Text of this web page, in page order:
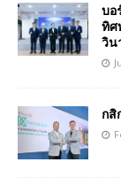
บอ
ทิศ
วิน
กสิ